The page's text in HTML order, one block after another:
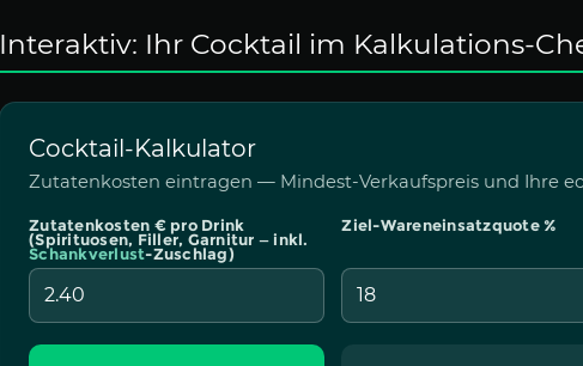
Interaktiv: Ihr Cocktail im Kalkulations-
Cocktail-Kalkulator
Zutatenkosten eintragen — Mindest-Verkaufspreis und Ihre
Zutatenkosten € pro Drink
(Spirituosen, Filler, Garnitur — inkl.
Schankverlust-Zuschlag)
Ziel-Wareneinsatzquote %